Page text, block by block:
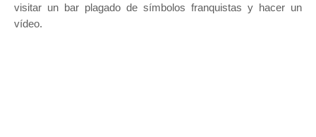
visitar un bar plagado de símbolos franquistas y hacer un
vídeo.